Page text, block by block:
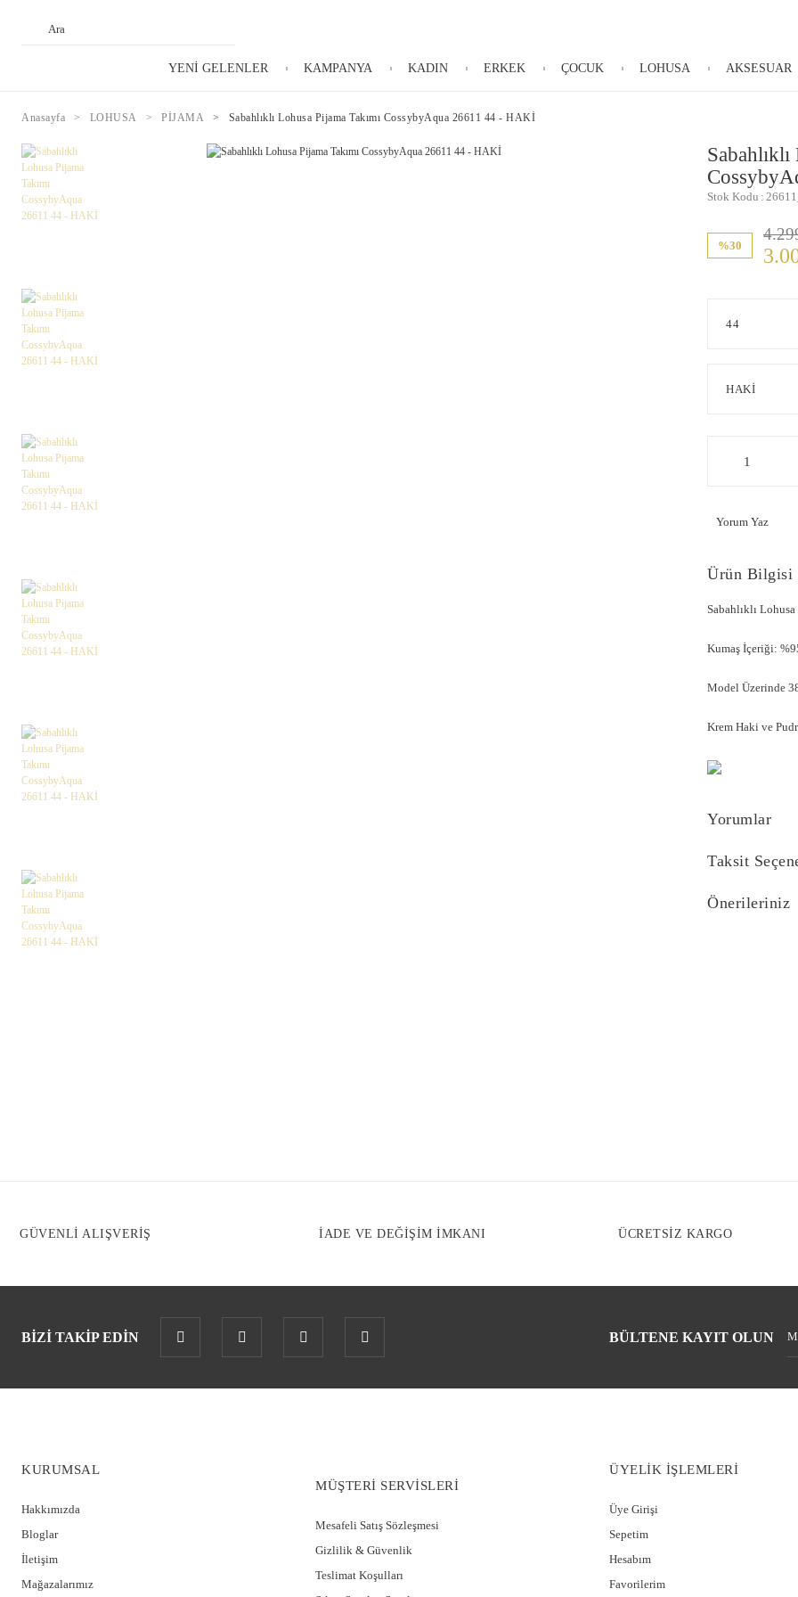
YENİ GELENLER KAMPANYA KADIN ERKEK ÇOCUK LOHUSA AKSESUAR
Anasayfa LOHUSA PİJAMA Sabahlıklı Lohusa Pijama Takımı CossybyAqua 26611 44 - HAKİ
Stok Kodu
%30
Yorum Yaz
Ürün Bilgisi
Sabahlıklı
Kumaş İçeriği:
Model Üzerinde
Krem Haki ve
Yorumlar
Taksit
Önerileriniz
GÜVENLİ ALIŞVERİŞ İADE VE DEĞİŞİM İMKANI ÜCRETSİZ KARGO
BİZİ TAKİP EDİN BÜLTENE KAYIT OLUN
KURUMSAL
Hakkımızda
Bloglar
İletişim
Mağazalarımız
MÜŞTERİ SERVİSLERİ
Mesafeli Satış Sözleşmesi
Gizlilik & Güvenlik
Teslimat Koşulları
ÜYELİK İŞLEMLERİ
Üye Girişi
Sepetim
Hesabım
Favorilerim